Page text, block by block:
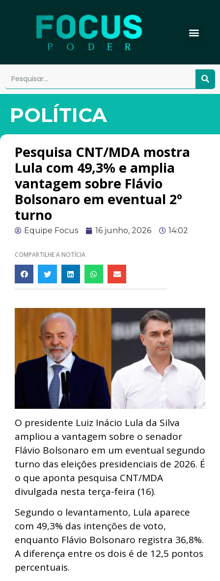
POLÍTICA
Pesquisa CNT/MDA mostra
Lula com 49,3% e amplia
vantagem sobre Flávio
Bolsonaro em eventual 2º
turno
Equipe Focus 16 junho, 2026 14:02
COMPARTILHE A NOTÍCIA
O presidente Luiz Inácio Lula da Silva
ampliou a vantagem sobre o senador
Flávio Bolsonaro em um eventual segundo
turno das eleições presidenciais de 2026. É
o que aponta pesquisa CNT/MDA
divulgada nesta terça-feira (16).
Segundo o levantamento, Lula aparece
com 49,3% das intenções de voto,
enquanto Flávio Bolsonaro registra 36,8%.
A diferença entre os dois é de 12,5 pontos
percentuais.